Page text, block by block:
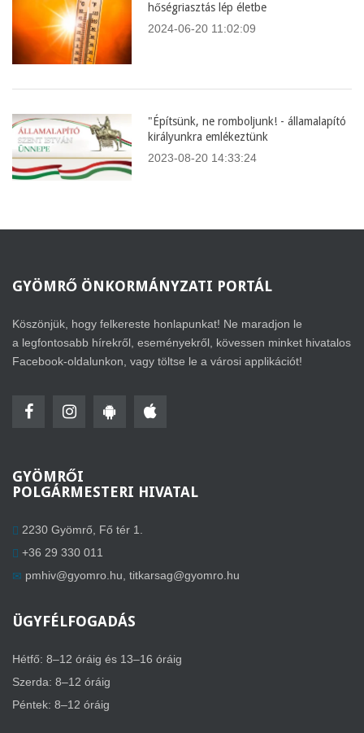
hőségriasztás lép életbe
2024-06-20 11:02:09
"Építsünk, ne romboljunk! - államalapító
királyunkra emlékeztünk
2023-08-20 14:33:24
GYÖMRŐ ÖNKORMÁNYZATI PORTÁL
Köszönjük, hogy felkereste honlapunkat! Ne maradjon le
a legfontosabb hírekről, eseményekről, kövessen minket hivatalos
Facebook-oldalunkon, vagy töltse le a városi applikációt!
GYÖMRŐI
POLGÁRMESTERI HIVATAL
2230 Gyömrő, Fő tér 1.
+36 29 330 011
pmhiv@gyomro.hu, titkarsag@gyomro.hu
ÜGYFÉLFOGADÁS
Hétfő: 8–12 óráig és 13–16 óráig
Szerda: 8–12 óráig
Péntek: 8–12 óráig